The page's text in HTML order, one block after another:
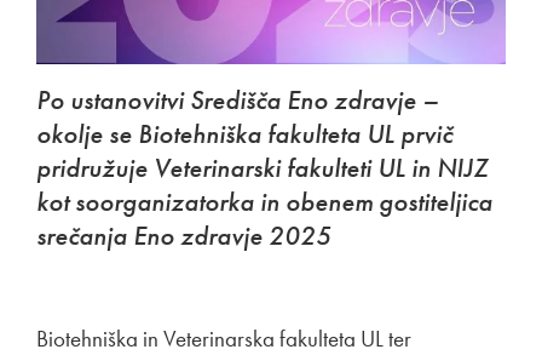
Po ustanovitvi Središča Eno zdravje –
okolje se Biotehniška fakulteta UL prvič
pridružuje Veterinarski fakulteti UL in NIJZ
kot soorganizatorka in obenem gostiteljica
srečanja Eno zdravje 2025
Biotehniška in Veterinarska fakulteta UL ter